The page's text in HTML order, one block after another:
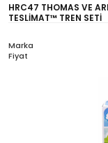
HRC47 THOMAS VE
TESLİMAT™ TREN SETİ
Marka
Fiyat